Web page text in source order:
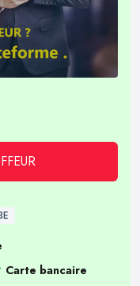
Carte bancaire